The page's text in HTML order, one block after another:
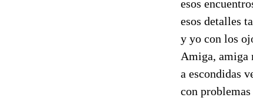
esos
esos detalles
y yo con los
Amiga, amiga
a escondidas
con